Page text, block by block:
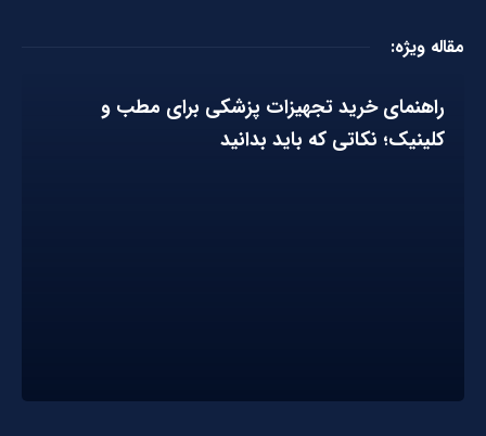
مقاله ویژه:
راهنمای خرید تجهیزات پزشکی برای مطب و
کلینیک؛ نکاتی که باید بدانید